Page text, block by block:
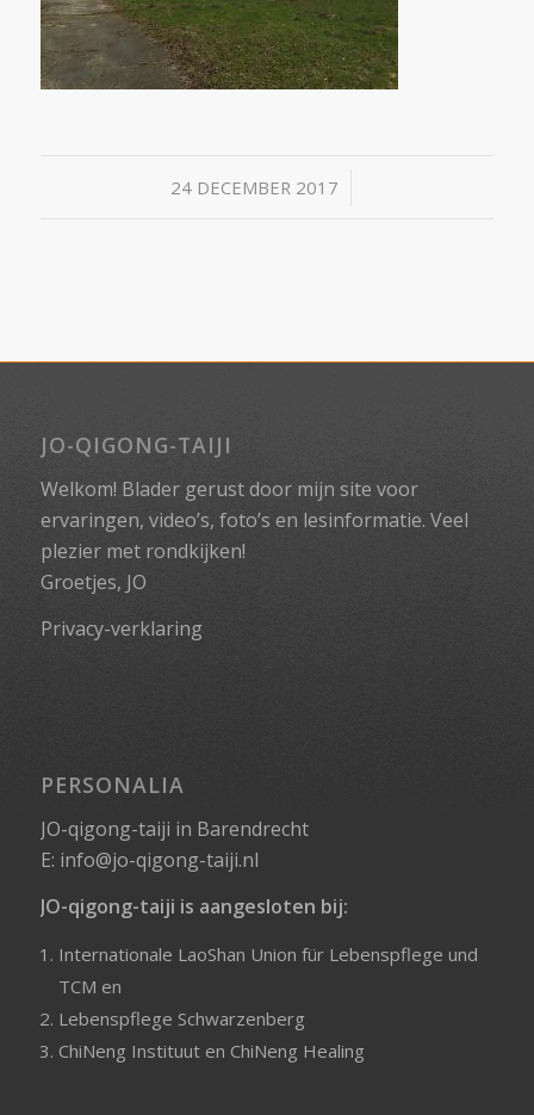
24 DECEMBER 2017
/
JO-QIGONG-TAIJI
Welkom! Blader gerust door mijn site voor
ervaringen, video’s, foto’s en lesinformatie. Veel
plezier met rondkijken!
Groetjes, JO
Privacy-verklaring
PERSONALIA
JO-qigong-taiji in Barendrecht
E: info@jo-qigong-taiji.nl
JO-qigong-taiji is aangesloten bij:
Internationale LaoShan Union für Lebenspflege und
TCM en
Lebenspflege Schwarzenberg
ChiNeng Instituuten ChiNeng Healing